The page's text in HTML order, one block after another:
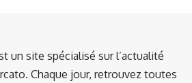
un site spécialisé sur l’actualité
Chaque jour, retrouvez toutes